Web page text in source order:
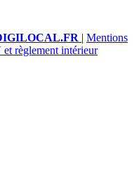
| Mentions
règlement intérieur